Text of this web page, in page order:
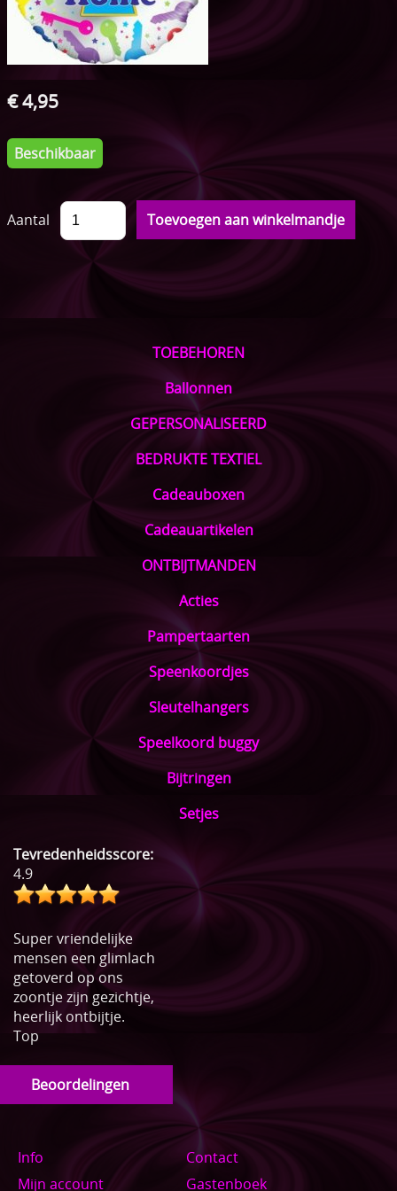
ONTBIJTMANDEN
Acties
Pampertaarten
Speenkoordjes
Sleutelhangers
Speelkoord buggy
Bijtringen
TOEBEHOREN
Ballonnen
GEPERSONALISEERD
BEDRUKTE TEXTIEL
Cadeauboxen
Cadeauartikelen
ONTBIJTMANDEN
Acties
Pampertaarten
Speenkoordjes
Sleutelhangers
Speelkoord buggy
Bijtringen
Setjes
Tevredenheidsscore:
4.9
Super vriendelijke
mensen een glimlach
getoverd op ons
zoontje zijn gezichtje,
heerlijk ontbijtje.
Top
Beoordelingen
€ 4,95
Beschikbaar
Aantal
Info
Contact
Mijn account
Gastenboek